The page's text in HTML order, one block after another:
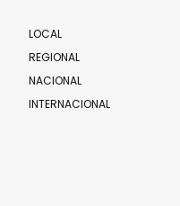
LOCAL
REGIONAL
NACIONAL
INTERNACIONAL